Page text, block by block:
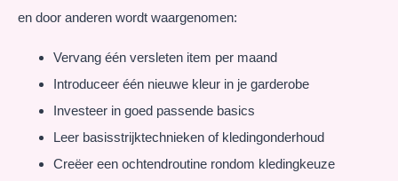
en door anderen wordt waargenomen:
Vervang één versleten item per maand
Introduceer één nieuwe kleur in je garderobe
Investeer in goed passende basics
Leer basisstrijktechnieken of kledingonderhoud
Creëer een ochtendroutine rondom kledingkeuze